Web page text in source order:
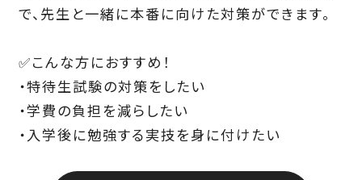
で、先生と一緒に本番に向けた対策ができます。
✅こんな方におすすめ！
・特待生試験の対策をしたい
・学費の負担を減らしたい
・入学後に勉強する実技を身に付けたい